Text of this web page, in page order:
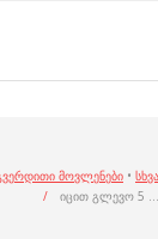
მოვლენები • სხვა
/
იცით გლევო 5 …